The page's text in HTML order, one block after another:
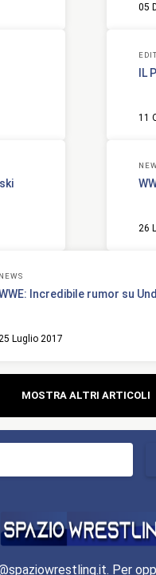
05
IL
11
26
NEWS
Incredibile rumor su
Luglio 2017
MOSTRA ALTRI ARTICOLI
Per